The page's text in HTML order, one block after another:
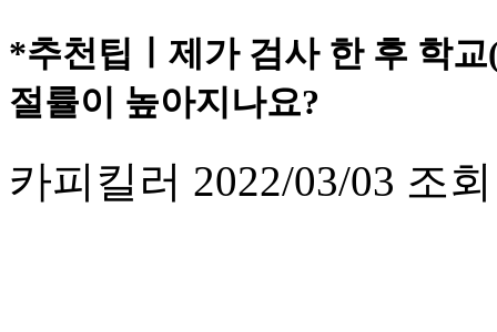
*추천팁ㅣ제가 검사 한 후 학
절률이 높아지나요?
카피킬러 2022/03/03 조